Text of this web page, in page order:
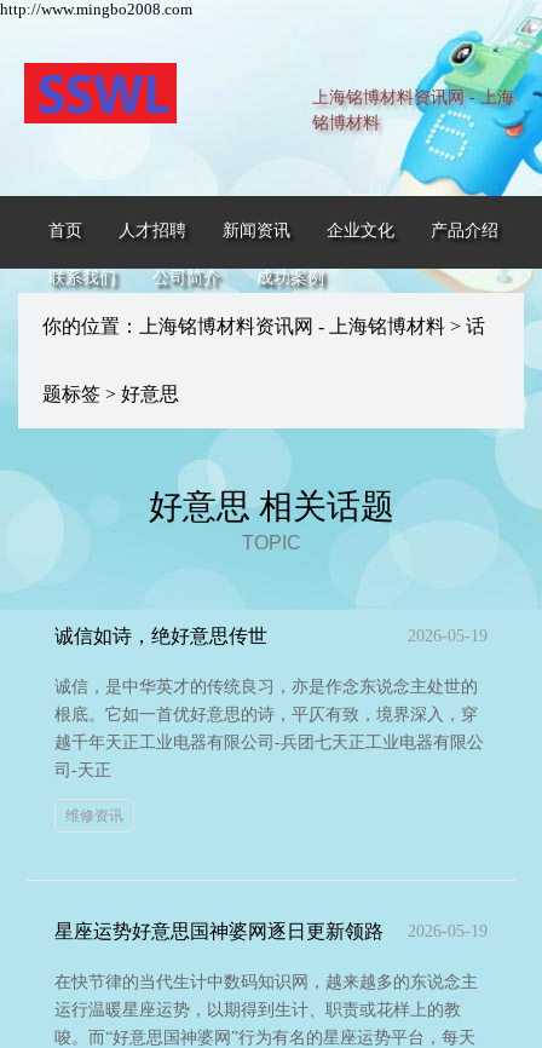
http://www.mingbo2008.com
上海铭博材料资讯网 - 上海
铭博材料
首页 人才招聘 新闻资讯 企业文化 产品介绍
联系我们 公司简介 成功案例
你的位置： 上海铭博材料资讯网 - 上海铭博材料 > 话
题标签 > 好意思
好意思 相关话题
TOPIC
诚信如诗，绝好意思传世 2026-05-19
诚信，是中华英才的传统良习，亦是作念东说念主处世的
根底。它如一首优好意思的诗，平仄有致，境界深入，穿
越千年天正工业电器有限公司-兵团七天正工业电器有限公
司-天正
维修资讯
星座运势好意思国神婆网逐日更新领路 2026-05-19
在快节律的当代生计中数码知识网，越来越多的东说念主
运行温暖星座运势，以期得到生计、职责或花样上的教
唆。而“好意思国神婆网”行为有名的星座运势平台，每天